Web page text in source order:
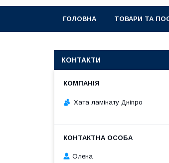
ГОЛОВНА ТОВАРИ ТА
КОНТАКТИ
Хата ламінату Дніпро
Олена